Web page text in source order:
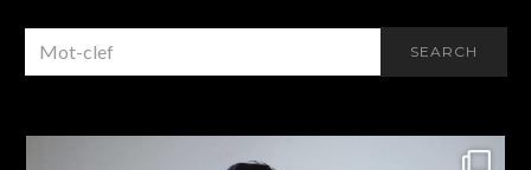
FOR:
SEARCH